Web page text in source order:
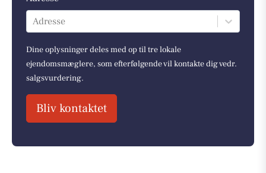
Adresse
Dine oplysninger deles med op til tre lokale
ejendomsmæglere, som efterfølgende vil kontakte dig vedr.
salgsvurdering.
Bliv kontaktet